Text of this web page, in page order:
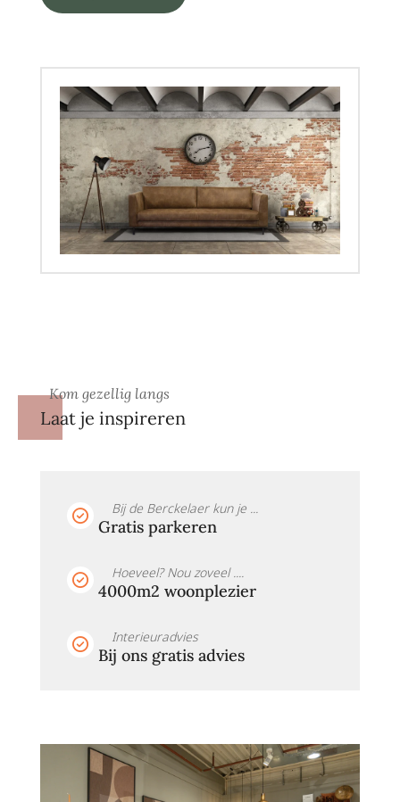
Kom gezellig langs
Laat je inspireren
Bij de Berckelaer kun je ...
Gratis parkeren
Hoeveel? Nou zoveel ....
4000m2 woonplezier
Interieuradvies
Bij ons gratis advies